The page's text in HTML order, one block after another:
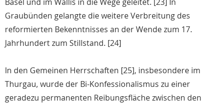
Graubünden gelangte die weitere Verbreitung des
reformierten Bekenntnisses an der Wende zum 17.
Jahrhundert zum Stillstand. [24]
In den Gemeinen Herrschaften [25], insbesondere im
Thurgau, wurde der Bi-Konfessionalismus zu einer
geradezu permanenten Reibungsfläche zwischen den